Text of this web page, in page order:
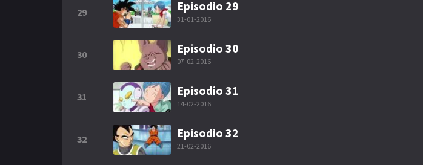
29 Episodio 29
31-01-2016
30 Episodio 30
07-02-2016
31 Episodio 31
14-02-2016
32 Episodio 32
21-02-2016